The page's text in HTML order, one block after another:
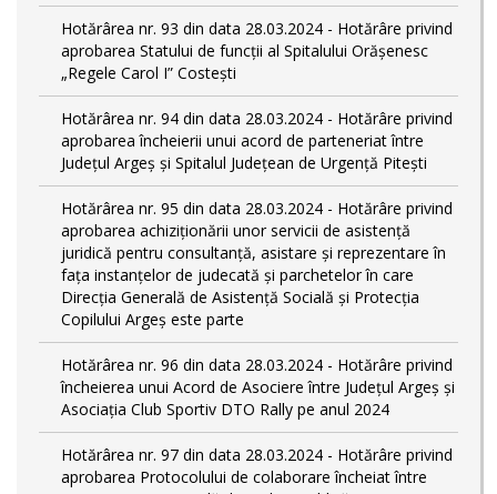
Hotărârea nr. 93 din data 28.03.2024 - Hotărâre privind
aprobarea Statului de funcţii al Spitalului Orășenesc
„Regele Carol I” Costești
Hotărârea nr. 94 din data 28.03.2024 - Hotărâre privind
aprobarea încheierii unui acord de parteneriat între
Județul Argeș și Spitalul Județean de Urgență Pitești
Hotărârea nr. 95 din data 28.03.2024 - Hotărâre privind
aprobarea achiziționării unor servicii de asistență
juridică pentru consultanță, asistare și reprezentare în
fața instanțelor de judecată și parchetelor în care
Direcția Generală de Asistență Socială și Protecția
Copilului Argeș este parte
Hotărârea nr. 96 din data 28.03.2024 - Hotărâre privind
încheierea unui Acord de Asociere între Județul Argeș și
Asociația Club Sportiv DTO Rally pe anul 2024
Hotărârea nr. 97 din data 28.03.2024 - Hotărâre privind
aprobarea Protocolului de colaborare încheiat între